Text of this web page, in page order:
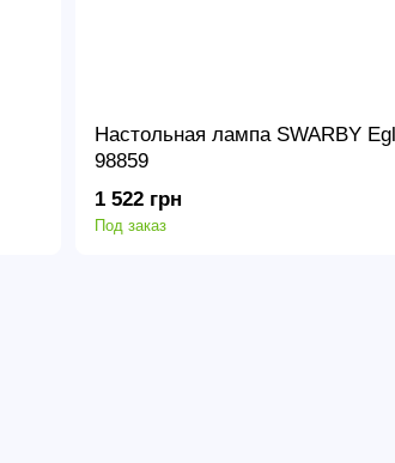
Настольная лампа SWARBY
98859
1 522 грн
Под заказ